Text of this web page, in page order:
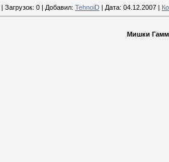
| Загрузок: 0 | Добавил: TehnoiD | Дата: 04.12.2007 |
Мишки